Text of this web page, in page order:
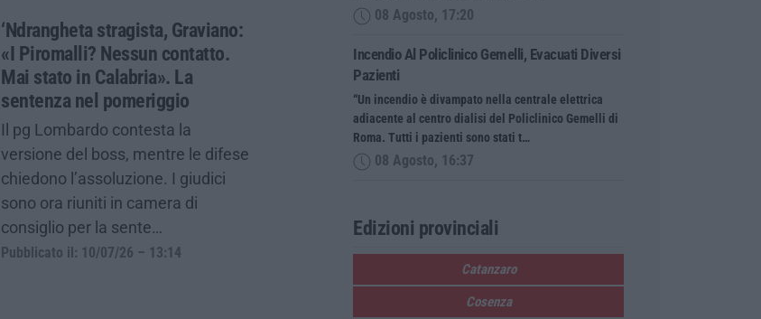
‘Ndrangheta stragista, Graviano:
«I Piromalli? Nessun contatto.
Mai stato in Calabria». La
sentenza nel pomeriggio
Il pg Lombardo contesta la
versione del boss, mentre le difese
chiedono l’assoluzione. I giudici
sono ora riuniti in camera di
consiglio per la sente…
Pubblicato il: 10/07/26 – 13:14
08 Agosto, 17:20
Incendio Al Policlinico Gemelli, Evacuati Diversi
Pazienti
“Un incendio è divampato nella centrale elettrica
adiacente al centro dialisi del Policlinico Gemelli di
Roma. Tutti i pazienti sono stati t…
08 Agosto, 16:37
Edizioni provinciali
Catanzaro
Cosenza